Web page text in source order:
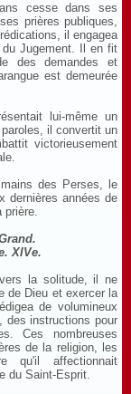
cesse dans ses
prières publiques,
il engagea
Jugement. Il en fit
des demandes et
est demeurée
lui-même un
il convertit un
victorieusement
des Perses, le
dernières années de
prière.
XIVe.
la solitude, il ne
de Dieu et exercer la
de volumineux
des instructions pour
Ces nombreuses
de la religion, les
affectionnait
du Saint-Esprit.